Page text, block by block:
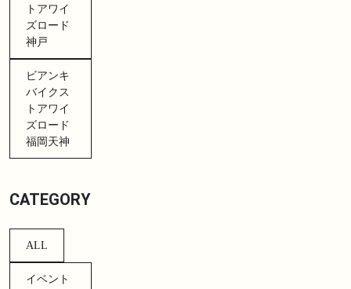
トアワイ
ズロード
神戸
ビアンキ
バイクス
トアワイ
ズロード
福岡天神
CATEGORY
ALL
イベント